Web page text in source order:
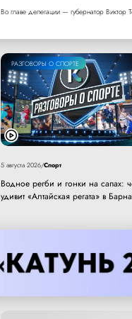
Во главе делегации — губернатор Виктор
РАЗГОВОРЫ О СПОРТЕ
5 августа 2026/Спорт
Водное регби и гонки на сапах:
удивит «Алтайская регата» в